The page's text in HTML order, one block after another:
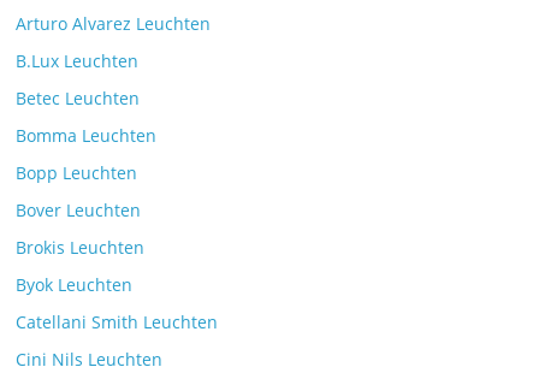
Herstellers Brokis
26. Juli 2025
Arturo Alvarez Leuchten
B.Lux Leuchten
Betec Leuchten
Bomma Leuchten
Bopp Leuchten
Bover Leuchten
Brokis Leuchten
Byok Leuchten
Catellani Smith Leuchten
Cini Nils Leuchten